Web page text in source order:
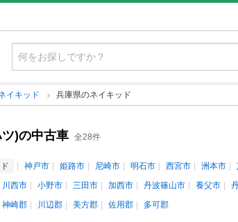
イキッド 兵庫県のネイキッド
)の中古車 全28件
神戸市 姫路市 尼崎市 明石市 西宮市 洲本市
川西市 小野市 三田市 加西市 丹波篠山市 養父市
神崎郡 川辺郡 美方郡 佐用郡 多可郡